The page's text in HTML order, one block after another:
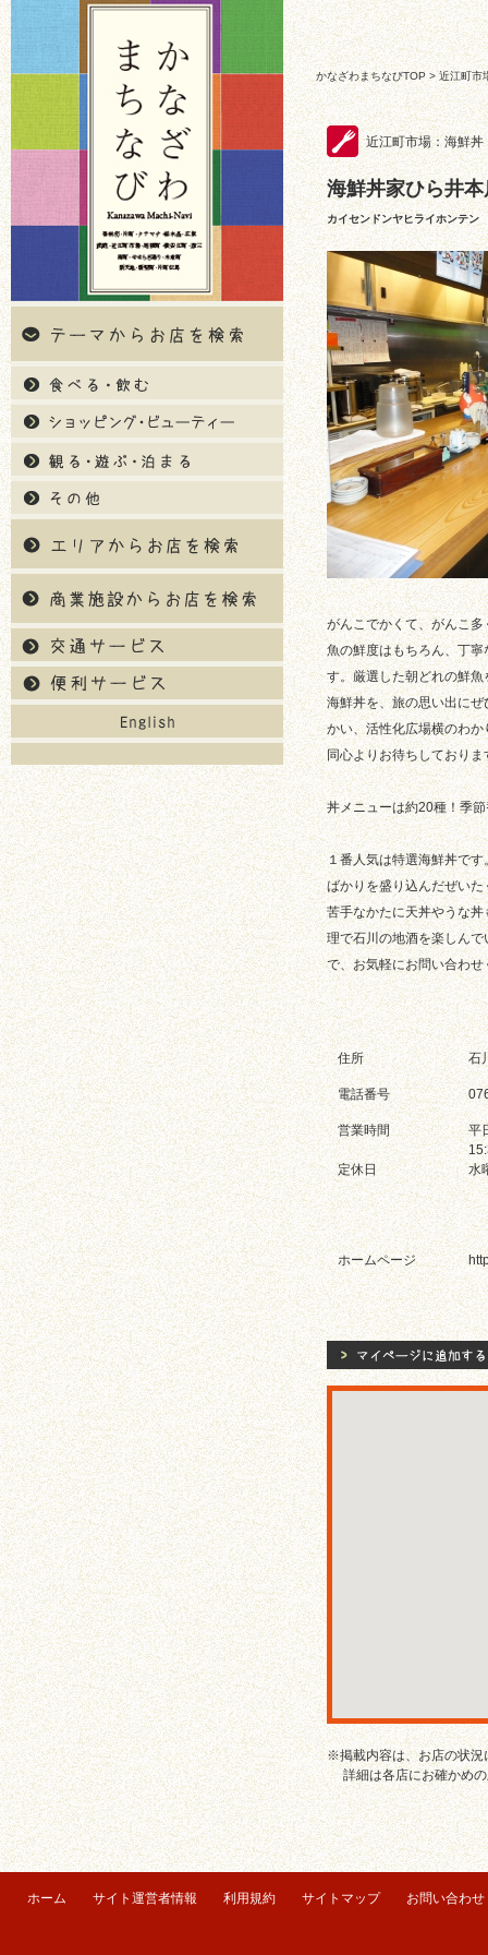
かなざわまちなびTOP>近江町市
近江町市場：海鮮丼
海鮮丼家ひら井本
カイセンドンヤヒライホンテン
がんこでかくて、がんこ
魚の鮮度はもちろん、丁
す。厳選した朝どれの鮮
海鮮丼を、旅の思い出に
かい、活性化広場横のわ
同心よりお待ちしておりま
丼メニューは約20種！季
１番人気は特選海鮮丼で
ばかりを盛り込んだぜい
苦手なかたに天丼やうな
理で石川の地酒を楽しん
で、お気軽にお問い合わせ
住所 石
電話番号
営業時間
平
定休日
水
ホームページ
※掲載内容は、お店の状況
詳細は各店にお確かめの
ホーム サイト運営者情報 利用規約 サイトマップ お問い合わせ